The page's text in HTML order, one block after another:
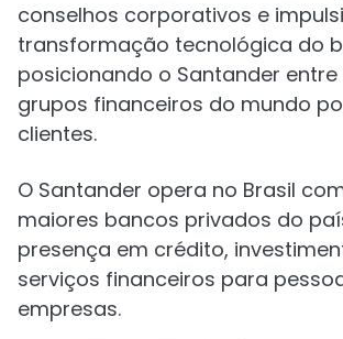
conselhos corporativos e
transformação tecnológica do
posicionando o Santander
grupos financeiros do mundo
clientes.
O Santander opera no Brasil
maiores bancos privados do
presença em crédito,
serviços financeiros para
empresas.